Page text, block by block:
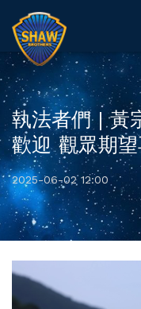
執法者們 | 黃
歡迎 觀眾期
2025-06-02 12:00